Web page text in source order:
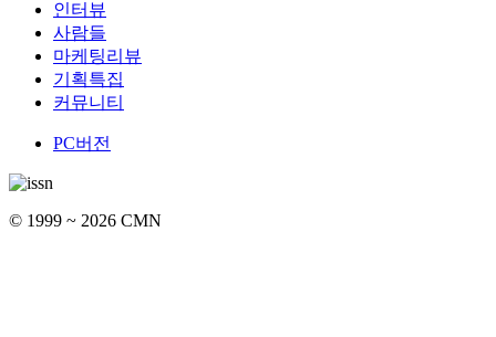
인터뷰
사람들
마케팅리뷰
기획특집
커뮤니티
PC버전
© 1999 ~ 2026 CMN